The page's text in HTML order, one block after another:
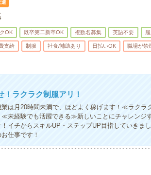
遣
OK 既卒第二新卒OK 複数名募集 英語不要
支給 制服 社食/補助あり 日払いOK 職場が禁
ラクラク制服アリ！
は月20時間未満で、ほどよく稼げます！≪ラクラ
未経験でも活躍できる≫新しいことにチャレンジ
イチからスキルUP・ステップUP目指していきま
仕事です！